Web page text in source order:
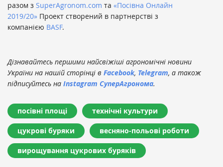
разом з SuperAgronom.com та «Посівна Онлайн
2019/20» Проект створений в партнерстві з
компанією BASF.
Дізнавайтесь першими найсвіжіші агрономічні новини
України на нашій сторінці в Facebook, Telegram, а також
підписуйтесь на Instagram СуперАгронома.
посівні площі технічні культури
цукрові буряки весняно-польові роботи
вирощування цукрових буряків